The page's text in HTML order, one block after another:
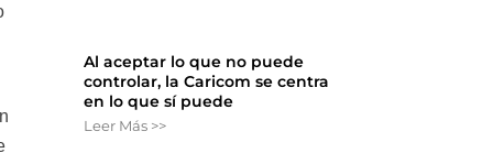
Al aceptar lo que no puede
controlar, la Caricom se centra
en lo que sí puede
Leer Más >>